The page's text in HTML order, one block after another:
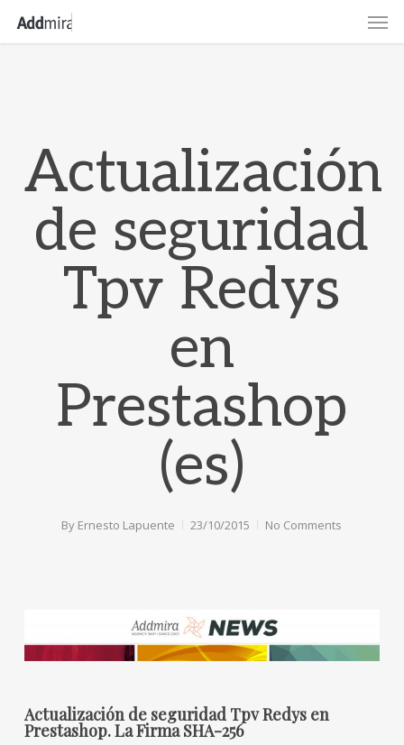
main
Actualización
de seguridad
Tpv Redys
en
Prestashop
(es)
By Ernesto Lapuente 23/10/2015 No Comments
Actualización de seguridad Tpv Redys en
Prestashop. La Firma SHA-256